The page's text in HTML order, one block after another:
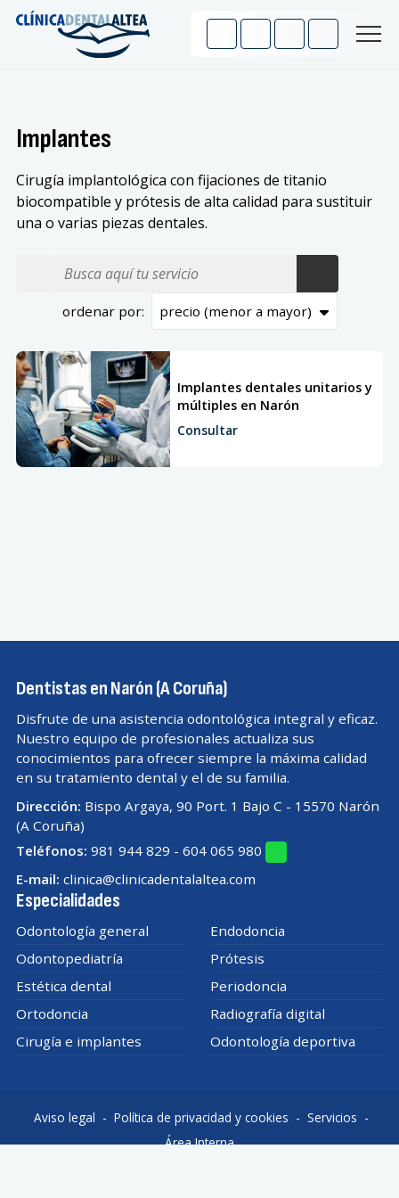
Implantes
Cirugía implantológica con fijaciones de titanio
biocompatible y prótesis de alta calidad para sustituir
una o varias piezas dentales.
ordenar por:
Todos los servicios
Implantes
Implantes en Ferrol
Periodoncia en Ferrol
TAC DENTAL
TAC DENTAL en Ferrol
Implantes dentales unitarios y
múltiples en Narón
Consultar
Dentistas en Narón (A Coruña)
Disfrute de una asistencia odontológica integral y eficaz.
Nuestro equipo de profesionales actualiza sus
conocimientos para ofrecer siempre la máxima calidad
en su tratamiento dental y el de su familia.
Dirección: Bispo Argaya, 90 Port. 1 Bajo C - 15570 Narón
(A Coruña)
Teléfonos: 981 944 829 - 604 065 980
E-mail: clinica@clinicadentalaltea.com
Especialidades
Odontología general
Endodoncia
Odontopediatría
Prótesis
Estética dental
Periodoncia
Ortodoncia
Radiografía digital
Cirugía e implantes
Odontología deportiva
Aviso legal - Política de privacidad y cookies - Servicios -
Área Interna